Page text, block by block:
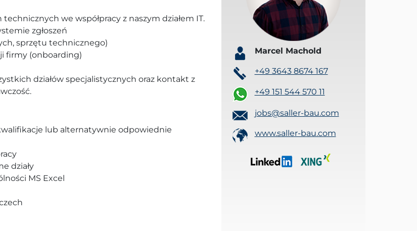
we współpracy z naszym działem IT.
zgłoszeń
sprzętu technicznego)
firmy (onboarding)
działów specjalistycznych oraz kontakt z
lub alternatywnie odpowiednie
działy
MS Excel
Marcel Machold
+49 3643 8674 167
+49 151 544 570 11
jobs@saller-bau.com
www.saller-bau.com